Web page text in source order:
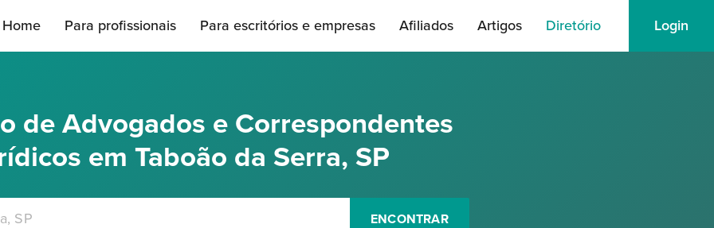
Home Para profissionais Para escritórios e empresas Afiliados Artigos Diretório Login
de Advogados e Correspondentes
em Taboão da Serra, SP
ENCONTRAR